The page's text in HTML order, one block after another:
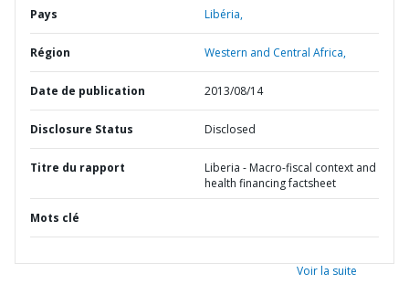
Pays Libéria,
Région Western and Central Africa,
Date de publication 2013/08/14
Disclosure Status Disclosed
Titre du rapport
Liberia - Macro-fiscal context and
health financing factsheet
Mots clé
Voir la suite